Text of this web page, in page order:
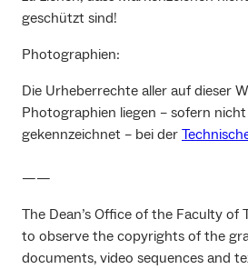
geschützt sind!
Photographien:
Die Urheberrechte aller auf dieser
Photographien liegen – sofern
gekennzeichnet – bei der
——
The Dean’s Office of the Faculty of
to observe the copyrights of the
documents, video sequences and